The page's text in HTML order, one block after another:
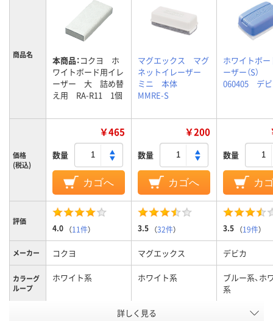
商品名 本商品：コクヨ ホ
ワイトボード用イレ
ーザー 大 詰め替
え用 RA-R11 1個
マグエックス マグ
ネットイレーザー
ミニ 本体
MMRE-S
ホワイトボ
ーザー（S）
060405 デ
価格
(税込)
￥465
数量
カゴへ
￥200
数量
カゴへ
数量
カ
評価
4.0 （11件） 3.5 （32件） 3.5 （19件）
メーカー コクヨ マグエックス デビカ
カラーグ
ループ
ホワイト系 ホワイト系
ブルー系、ホ
系
27g
詳しく見る